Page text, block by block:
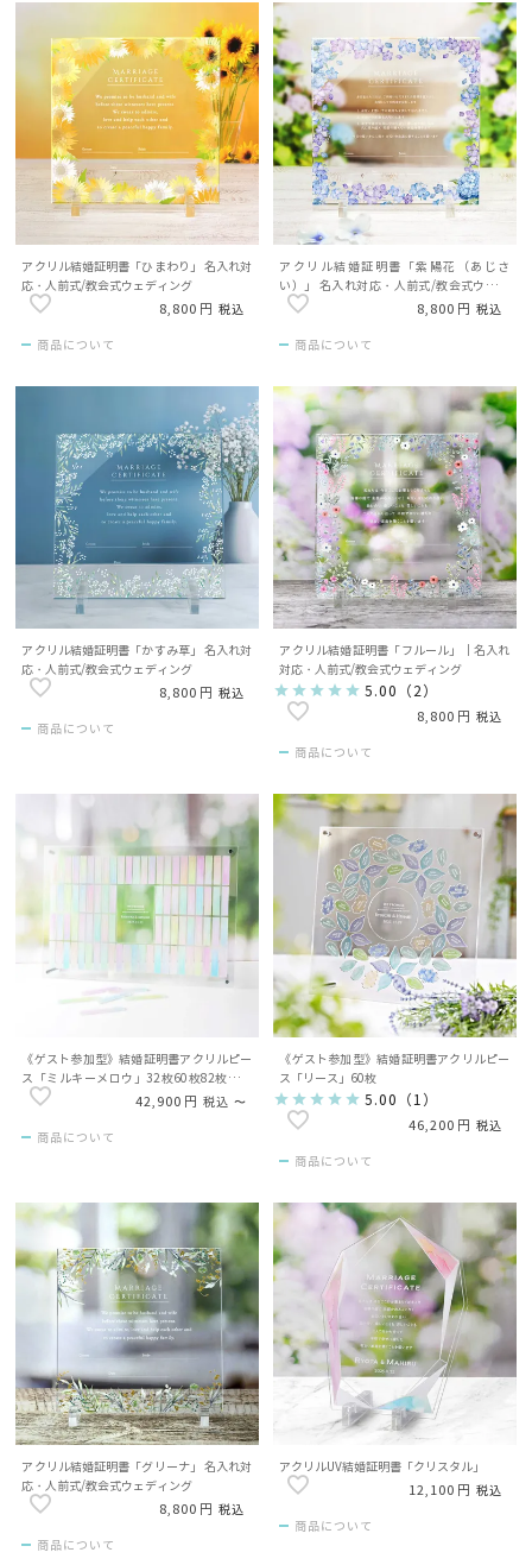
アクリル結婚証明書「ひまわり」 名入れ対
応・人前式/教会式ウェディング
8,800 税込
商品について
アクリル結婚証明書「紫陽花（あじさ
い）」 名入れ対応・人前式/教会式ウェデ
ィング
8,800 税込
商品について
アクリル結婚証明書「かすみ草」 名入れ対
応・人前式/教会式ウェディング
8,800 税込
商品について
アクリル結婚証明書「フルール」｜名入れ
対応・人前式/教会式ウェディング
5.00 （2）
8,800 税込
商品について
《ゲスト参加型》結婚証明書アクリルピー
ス「ミルキーメロウ」32枚60枚82枚タイ
プ有（ゲスト名入）
42,900 税込 〜
商品について
《ゲスト参加型》結婚証明書アクリルピー
ス「リース」60枚
5.00 （ 1 ）
46,200 税込
商品について
アクリル結婚証明書「グリーナ」 名入れ対
応・人前式/教会式ウェディング
8,800 税込
商品について
アクリルUV結婚証明書「クリスタル」
12,100 税込
商品について